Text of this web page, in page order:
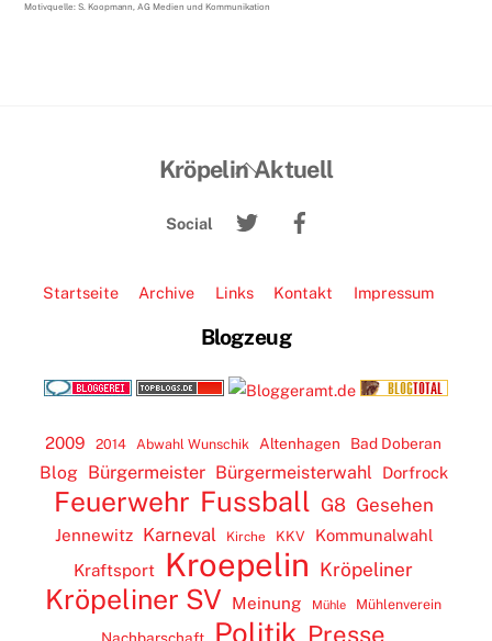
Motivquelle: S. Koopmann, AG Medien und Kommunikation
Back
Top
Kröpelin Aktuell
Social
Twitter
Startseite Archive Links Kontakt Impressum
Blogzeug
2009 2014 Abwahl Wunschik Altenhagen Bad Doberan
Blog Bürgermeister Bürgermeisterwahl Dorfrock
Feuerwehr Fussball G8 Gesehen
Jennewitz Karneval Kirche KKV
Kommunalwahl
Kraftsport
Kroepelin Kröpeliner
Kröpeliner SV Meinung Mühle Mühlenverein
Nachbarschaft Politik Presse